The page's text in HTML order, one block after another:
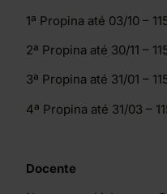
1ª Propina até 03/10 –
2ª Propina até 30/11 –
3ª Propina até 31/01 –
4ª Propina até 31/03 –
Docente